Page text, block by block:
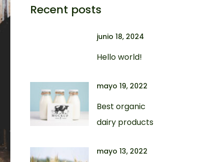
Recent posts
junio 18, 2024
Hello world!
mayo 19, 2022
Best organic
dairy products
mayo 13, 2022